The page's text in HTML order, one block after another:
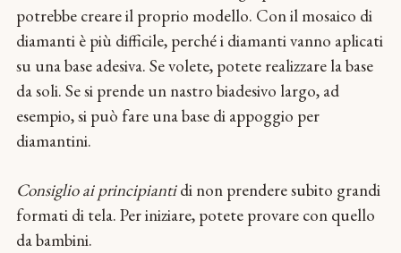
potrebbe creare il proprio modello. Con il mosaico di
diamanti è più difficile, perché i diamanti vanno aplicati
su una base adesiva. Se volete, potete realizzare la base
da soli. Se si prende un nastro biadesivo largo, ad
esempio, si può fare una base di appoggio per
diamantini.
Consiglio ai principiantidi non prendere subito grandi
formati di tela. Per iniziare, potete provare con quello
da bambini.